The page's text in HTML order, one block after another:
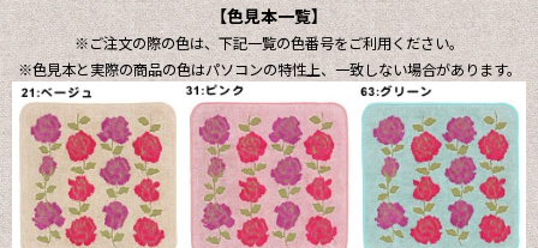
【色見本一覧】
※ご注文の際の色は、下記一覧の色番号をご利用ください。
※色見本と実際の商品の色はパソコンの特性上、一致しない場合があります。